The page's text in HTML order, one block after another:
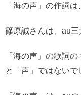
「海の声」の作詞
篠原誠さんは、au三
「海の声」の歌詞
と「声」ではないで